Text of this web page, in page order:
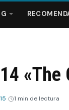
1 min de lectura